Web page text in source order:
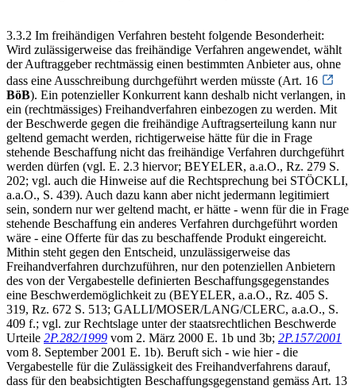
3.3.2 Im freihändigen Verfahren besteht folgende Besonderheit:
Wird zulässigerweise das freihändige Verfahren angewendet, wählt
der Auftraggeber rechtmässig einen bestimmten Anbieter aus, ohne
dass eine Ausschreibung durchgeführt werden müsste (Art. 16
BöB). Ein potenzieller Konkurrent kann deshalb nicht verlangen, in
ein (rechtmässiges) Freihandverfahren einbezogen zu werden. Mit
der Beschwerde gegen die freihändige Auftragserteilung kann nur
geltend gemacht werden, richtigerweise hätte für die in Frage
stehende Beschaffung nicht das freihändige Verfahren durchgeführt
werden dürfen (vgl. E. 2.3 hiervor; BEYELER, a.a.O., Rz. 279 S.
202; vgl. auch die Hinweise auf die Rechtsprechung bei STÖCKLI,
a.a.O., S. 439). Auch dazu kann aber nicht jedermann legitimiert
sein, sondern nur wer geltend macht, er hätte - wenn für die in Frage
stehende Beschaffung ein anderes Verfahren durchgeführt worden
wäre - eine Offerte für das zu beschaffende Produkt eingereicht.
Mithin steht gegen den Entscheid, unzulässigerweise das
Freihandverfahren durchzuführen, nur den potenziellen Anbietern
des von der Vergabestelle definierten Beschaffungsgegenstandes
eine Beschwerdemöglichkeit zu (BEYELER, a.a.O., Rz. 405 S.
319, Rz. 672 S. 513; GALLI/MOSER/LANG/CLERC, a.a.O., S.
409 f.; vgl. zur Rechtslage unter der staatsrechtlichen Beschwerde
Urteile 2P.282/1999 vom 2. März 2000 E. 1b und 3b; 2P.157/2001
vom 8. September 2001 E. 1b). Beruft sich - wie hier - die
Vergabestelle für die Zulässigkeit des Freihandverfahrens darauf,
dass für den beabsichtigten Beschaffungsgegenstand gemäss Art. 13